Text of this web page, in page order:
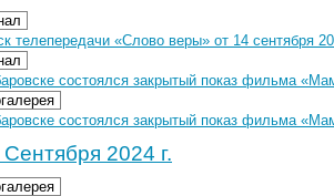
телепередачи «Слово веры» от 14 сентября
состоялся закрытый показ фильма
состоялся закрытый показ фильма
Сентября 2024 г.